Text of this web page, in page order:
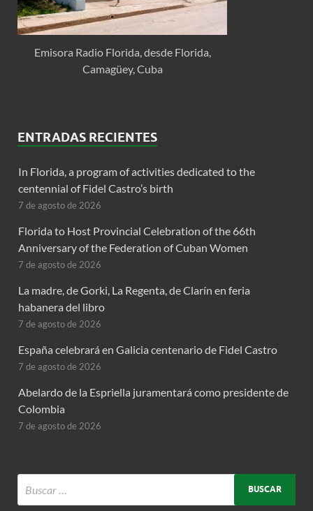
Emisora Radio Florida, desde Florida,
Camagüey, Cuba
ENTRADAS RECIENTES
In Florida, a program of activities dedicated to the
centennial of Fidel Castro’s birth
7 de agosto de 2026
Florida to Host Provincial Celebration of the 66th
Anniversary of the Federation of Cuban Women
7 de agosto de 2026
La madre, de Gorki, La Regenta, de Clarín en feria
habanera del libro
7 de agosto de 2026
España celebrará en Galicia centenario de Fidel Castro
7 de agosto de 2026
Abelardo de la Espriella juramentará como presidente de
Colombia
7 de agosto de 2026